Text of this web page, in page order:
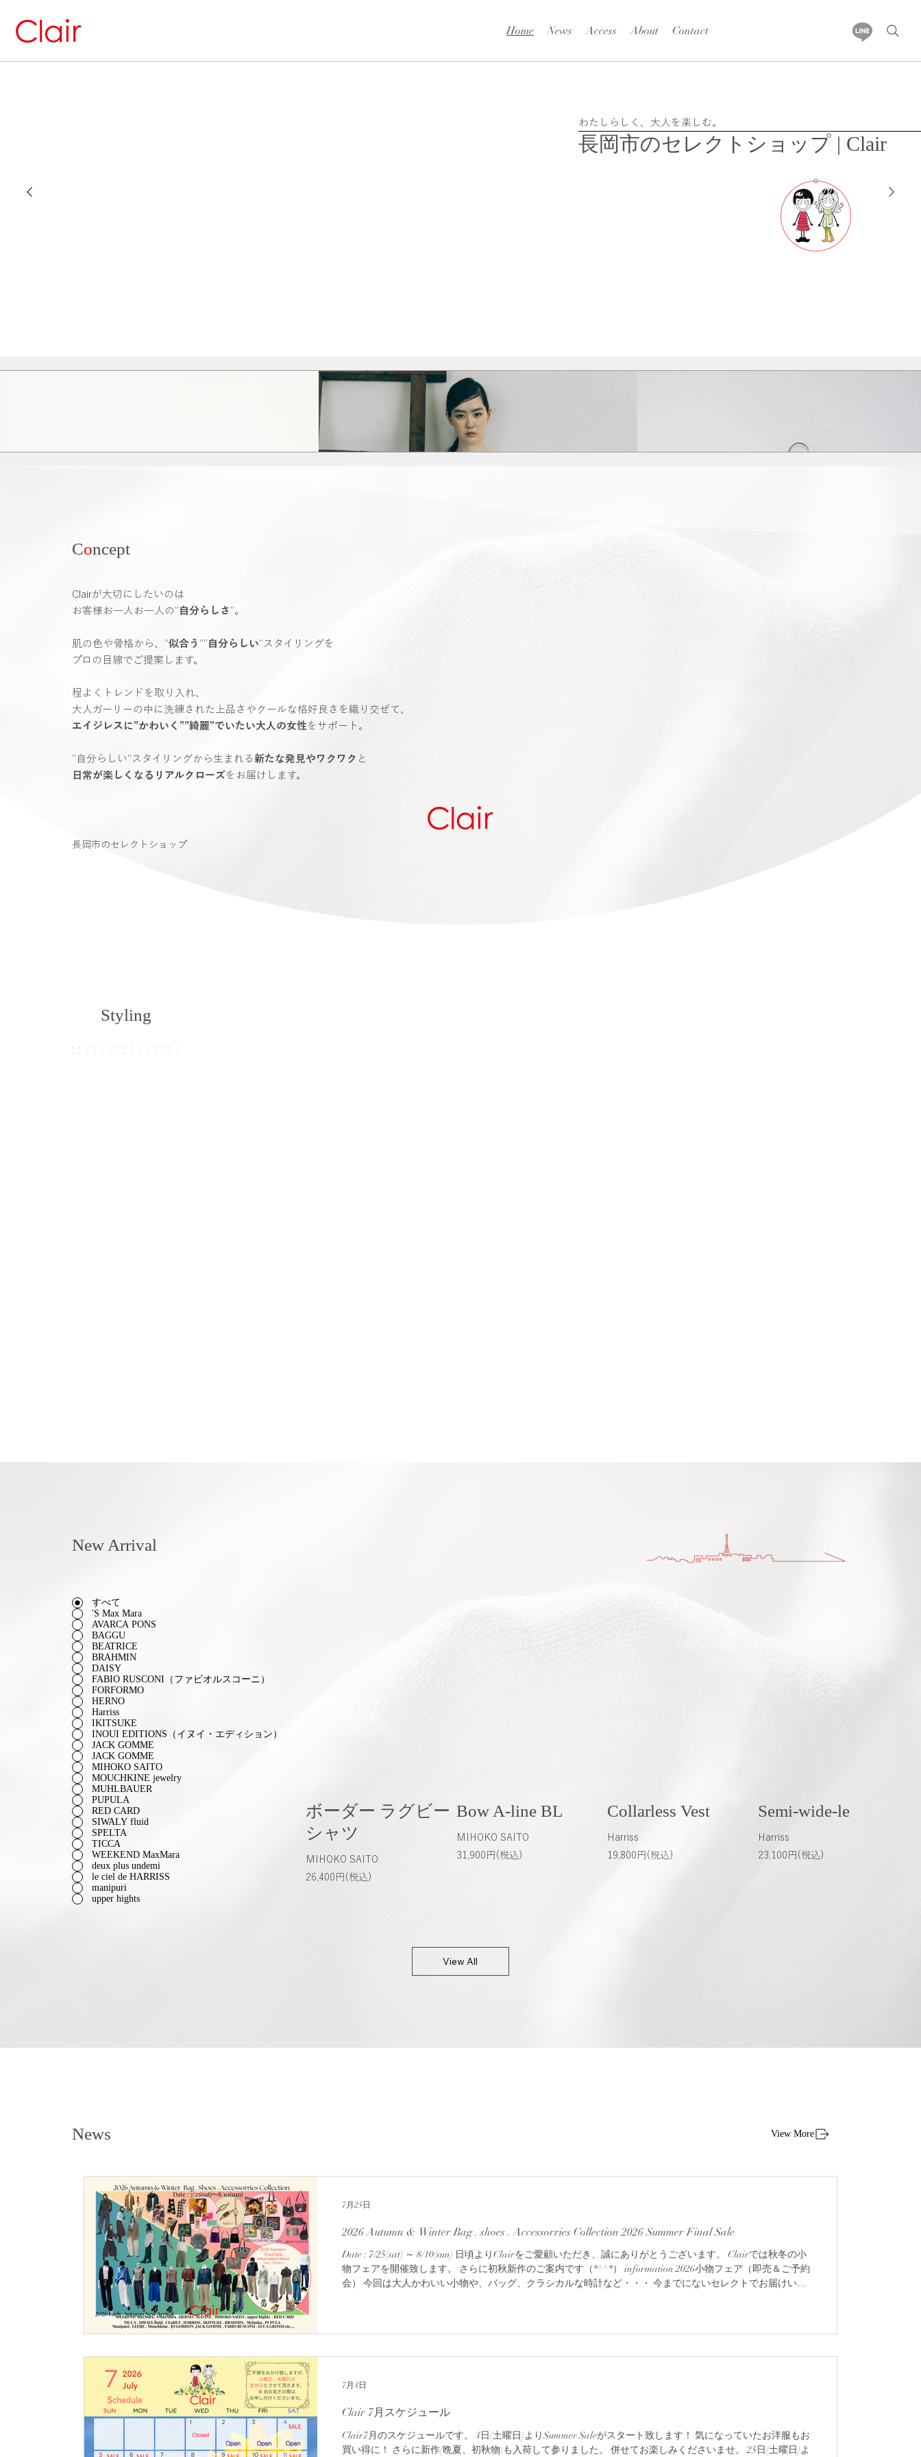
Home News Access About Contact
わたしらしく、大人を楽しむ。
​長岡市のセレクトショップ | Clair
Concept
Clairが大切にしたいのは
お客様お一人お一人の” 自分らしさ ”。
肌の色や骨格から、”似合う ”” 自分らしい”スタイリングを
プロの目線でご提案します。
程よくトレンドを取り入れ、
大人ガーリーの中に洗練された上品さやクールな格好良さを織り交ぜて、
エイジレスに”かわいく””綺麗”でいたい大人の女性 をサポート。
”自分らしい”スタイリングから生まれる 新たな発見やワクワク と
日常が楽しくなるリアルクローズをお届けします。​
長岡市のセレクトショップ
Styling
View All
New Arrival
ボーダー ラグビー
シャツ
MIHOKO SAITO
26,400円(税込)
Bow A-line BL
MIHOKO SAITO
31,900円(税込)
Collarless Vest
Harriss
19,800円(税込)
Semi-wide-leg Pants
Harriss
23,100円(税込)
すべて
'S Max Mara
AVARCA PONS
BAGGU
BEATRICE
BRAHMIN
DAISY
FABIO RUSCONI（ファビオルスコーニ）
FORFORMO
HERNO
Harriss
IKITSUKE
INOUI EDITIONS（イヌイ・エディション）
JACK GOMME
JACK GOMME
MIHOKO SAITO
MOUCHKINE jewelry
MUHLBAUER
PUPULA
RED CARD
SIWALY fluid
SPELTA
TICCA
WEEKEND MaxMara
deux plus undemi
le ciel de HARRISS
manipuri
upper hights
News View More
2026 Autumn & Winter Bag . shoes . Accessorries Collection 2026 Summer Final Sale
Date : 7/25(sat) ～ 8/10(sun) 日頃よりClairをご愛顧いただき、誠にありがとうございます。 Clairでは秋冬の小
物フェアを開催致します。 さらに初秋新作のご案内です（*^^*） information 2026小物フェア（即売＆ご予約
会） 今回は大人かわいい小物や、バッグ、クラシカルな時計など・・・ 今までにないセレクトでお届けいた
業時間10:30～19:00 定休日火曜日 水曜日
7月25日
Clair 7月スケジュール
Clair7月のスケジュールです。 4日(土曜日)よりSummer Saleがスタート致します！ 気になっていたお洋服もお
買い得に！ さらに新作(晩夏、初秋物)も入荷して参りました。 併せてお楽しみくださいませ。 25日(土曜日)よ
7月4日